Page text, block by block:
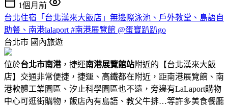
1個月前
台北住宿「台北漢來大飯店」無邊際泳池、戶外教堂、島語自
助餐、南港lalaport #南港展覽館 @蛋寶趴趴go
台北市 國內旅遊
位於台北市南港，捷運南港展覽館站附近的【台北漢來大飯
店】交通非常便捷，捷運、高鐵都在附近，距南港展覽館、南
港軟體工業園區、汐止科學園區也不遠，旁邊有LaLaport購物
中心可逛街購物，飯店內有島語、教父牛排…等許多美食餐廳